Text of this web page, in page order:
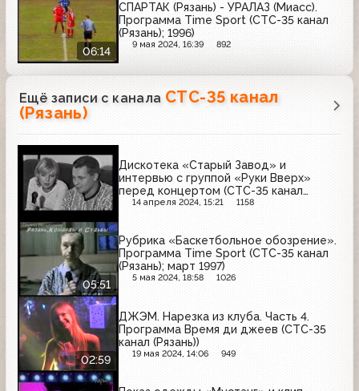
06:14
СПАРТАК (Рязань) - УРАЛАЗ (Миасс).
Программа Time Sport (СТС-35 канал
(Рязань); 1996)
9 мая 2024, 16:39 892
Ещё записи с канала СТС-35 канал
(Рязань)
Дискотека «Старый Завод» и
интервью с группой «Руки Вверх»
перед концертом (СТС-35 канал
(Рязань))
14 апреля 2024, 15:21 1158
05:51
Рубрика «Баскетбольное обозрение».
Программа Time Sport (СТС-35 канал
(Рязань); март 1997)
5 мая 2024, 18:58 1026
02:59
ДЖЭМ. Нарезка из клуба. Часть 4.
Программа Время ди джеев (СТС-35
канал (Рязань))
19 мая 2024, 14:06 949